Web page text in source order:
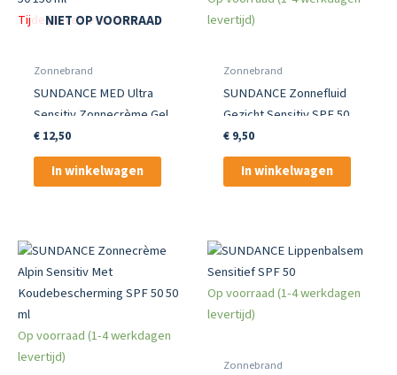
NIET OP VOORRAAD
Tijdelijk niet leverbaar
Zonnebrand
SUNDANCE MED Ultra
Sensitiv Zonnecrème Gel
SPF 50 150 ml
€12,50
In winkelwagen
levertijd)
Zonnebrand
SUNDANCE Zonnefluid
Gezicht Sensitiv SPF 50
€9,50
In winkelwagen
Op voorraad (1-4 werkdagen
levertijd)
Op voorraad (1-4 werkdagen
levertijd)
Zonnebrand